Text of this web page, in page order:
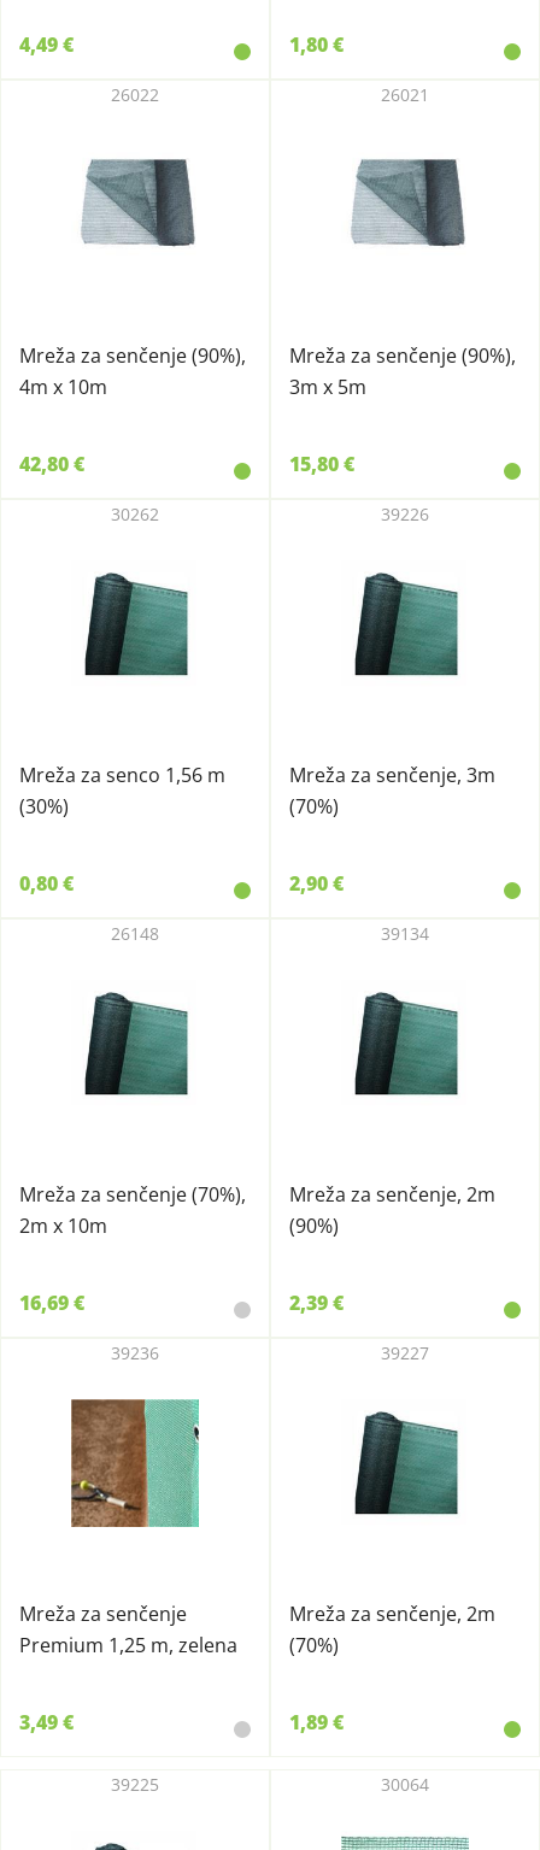
4,49 € 1,80 €
Mreža za senčenje (90%),
4m x 10m
26022
42,80 €
Mreža za senčenje (90%),
3m x 5m
26021
15,80 €
Mreža za senco 1,56 m
(30%)
30262
0,80 €
Mreža za senčenje, 3m
(70%)
39226
2,90 €
Mreža za senčenje (70%),
2m x 10m
26148
16,69 €
Mreža za senčenje, 2m
(90%)
39134
2,39 €
Mreža za senčenje
Premium 1,25 m, zelena
39236
3,49 €
Mreža za senčenje, 2m
(70%)
39227
1,89 €
39225 30064